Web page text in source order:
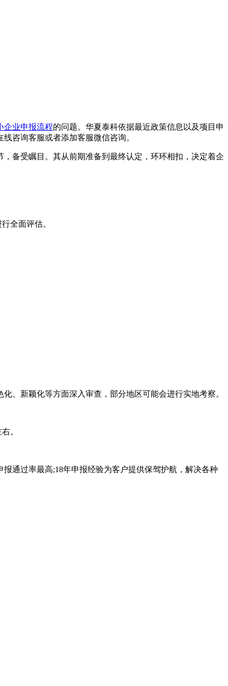
企业申报流程的问题。华夏泰科依据最近政策信息以及项目申
咨询客服或者添加客服微信咨询。
备受瞩目。其从前期准备到最终认定，环环相扣，决定着企
全面评估。
新颖化等方面深入审查，部分地区可能会进行实地考察。
。
通过率最高;18年申报经验为客户提供保驾护航，解决各种